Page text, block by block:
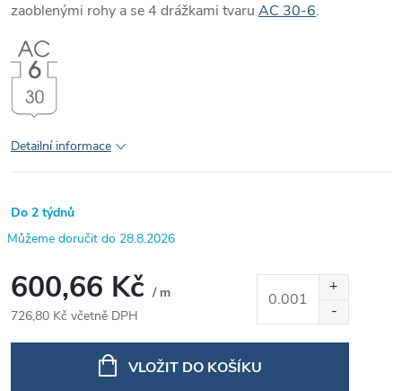
zaoblenými rohy a se 4 drážkami tvaru AC 30-6.
Detailní informace
Do 2 týdnů
28.8.2026
600,66 Kč / m
726,80 Kč včetně DPH
VLOŽIT DO KOŠÍKU